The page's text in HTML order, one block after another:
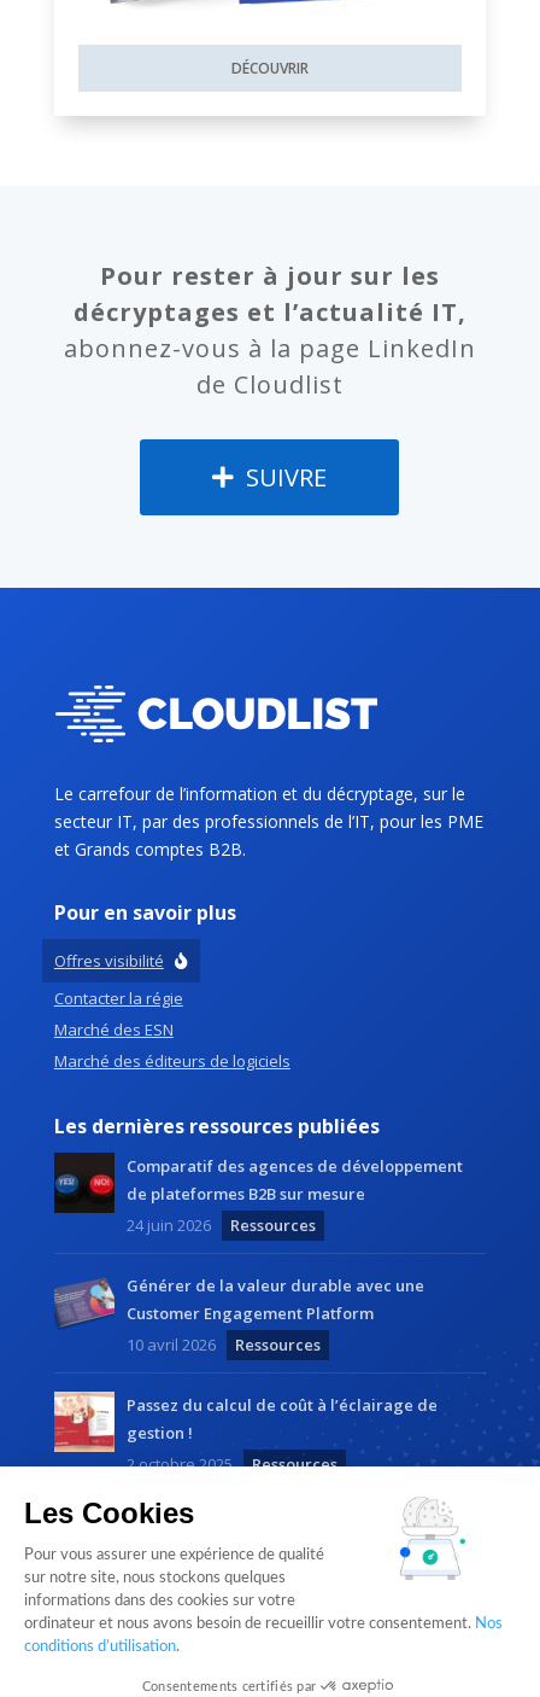
DÉCOUVRIR
Pour rester à jour sur les
décryptages et l’actualité IT,
abonnez-vous à la page LinkedIn
de Cloudlist
SUIVRE
Le carrefour de l’information et du décryptage, sur le
secteur IT, par des professionnels de l’IT, pour les PME
et Grands comptes B2B.
Pour en savoir plus
Offres visibilité
Contacter la régie
Marché des ESN
Marché des éditeurs de logiciels
Les dernières ressources publiées
Comparatif des agences de développement
de plateformes B2B sur mesure
24 juin 2026
Ressources
Générer de la valeur durable avec une
Customer Engagement Platform
10 avril 2026
Ressources
Passez du calcul de coût à l’éclairage de
gestion !
2 octobre 2025
Ressources
Cloudlist byMagnetic Way• Tous droits réservés |
Les Cookies
Pour vous assurer une expérience de qualité
sur notre site, nous stockons quelques
informations dans des cookies sur votre
ordinateur et nous avons besoin de recueillir votre consentement. Nos
conditions d’utilisation.
Consentements certifiés par